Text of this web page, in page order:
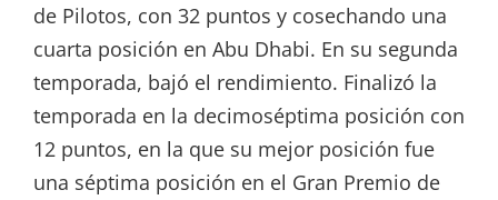
de Pilotos, con 32 puntos y cosechando una
cuarta posición en Abu Dhabi. En su segunda
temporada, bajó el rendimiento. Finalizó la
temporada en la decimoséptima posición con
12 puntos, en la que su mejor posición fue
una séptima posición en el Gran Premio de